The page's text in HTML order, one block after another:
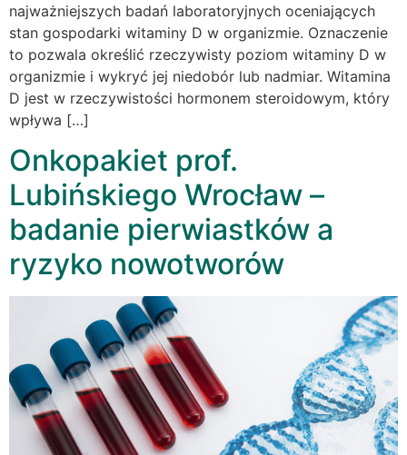
najważniejszych badań laboratoryjnych oceniających
stan gospodarki witaminy D w organizmie. Oznaczenie
to pozwala określić rzeczywisty poziom witaminy D w
organizmie i wykryć jej niedobór lub nadmiar. Witamina
D jest w rzeczywistości hormonem steroidowym, który
wpływa […]
Onkopakiet prof.
Lubińskiego Wrocław –
badanie pierwiastków a
ryzyko nowotworów